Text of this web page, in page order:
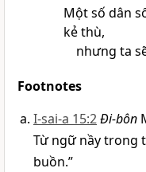
Một số dân
kẻ thù,
nhưng ta
Footnotes
I-sai-a 15:2Đi-bôn
Từ ngữ nầy trong
buồn.”